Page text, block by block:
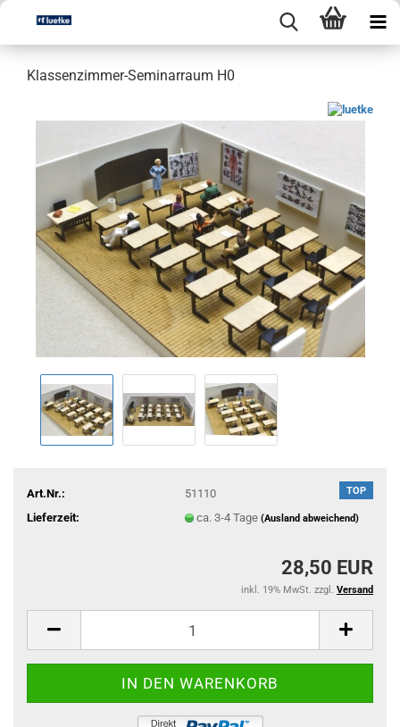
Klassenzimmer-Seminarraum H0
TOP
Art.Nr.:
51110
Lieferzeit:
ca. 3-4 Tage (Ausland abweichend)
28,50 EUR
inkl. 19% MwSt. zzgl. Versand